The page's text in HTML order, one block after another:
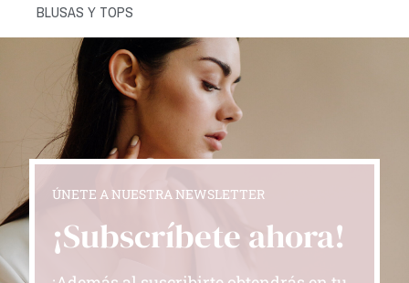
BLUSAS Y TOPS
ÚNETE A NUESTRA NEWSLETTER
¡Subscríbete ahora!